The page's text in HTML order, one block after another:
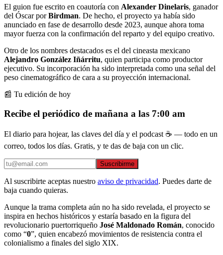
El guion fue escrito en coautoría con Alexander Dinelaris, ganador
del Óscar porBirdman. De hecho, el proyecto ya había sido
anunciado en fase de desarrollo desde 2023, aunque ahora toma
mayor fuerza con la confirmación del reparto y del equipo creativo.
Otro de los nombres destacados es el del cineasta mexicano
Alejandro González Iñárritu, quien participa como productor
ejecutivo. Su incorporación ha sido interpretada como una señal del
peso cinematográfico de cara a su proyección internacional.
📰 Tu edición de hoy
Recibe el periódico de mañana a las 7:00 am
El diario para hojear, las claves del día y el podcast ☕ — todo en un
correo, todos los días. Gratis, y te das de baja con un clic.
Suscribirme
Al suscribirte aceptas nuestro aviso de privacidad. Puedes darte de
baja cuando quieras.
Aunque la trama completa aún no ha sido revelada, el proyecto se
inspira en hechos históricos y estaría basado en la figura del
revolucionario puertorriqueño José Maldonado Román, conocido
como “0”, quien encabezó movimientos de resistencia contra el
colonialismo a finales del siglo XIX.